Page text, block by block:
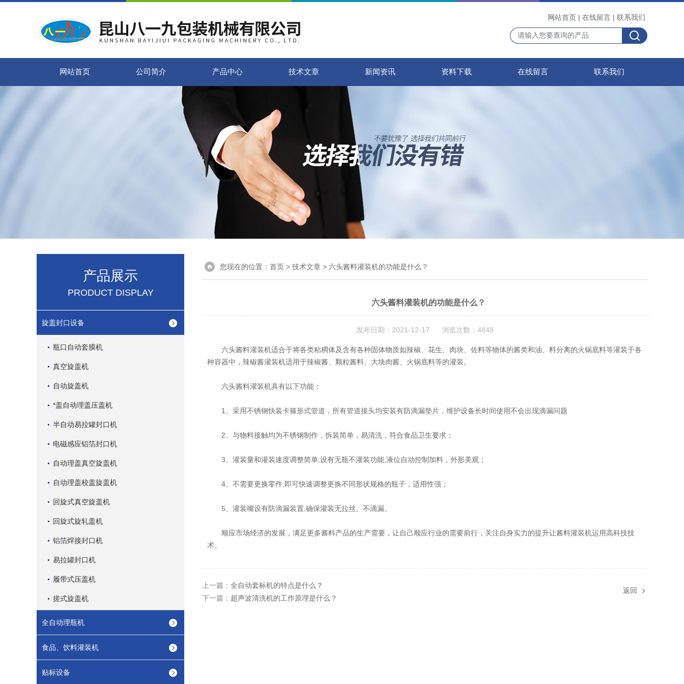
网站首页 | 在线留言 | 联系我们
网站首页 公司简介 产品中心 技术文章 新闻资讯 资料下载 在线留言 联系我们
产品展示
PRODUCT DISPLAY
旋盖封口设备
瓶口自动套膜机
真空旋盖机
自动旋盖机
*盖自动理盖压盖机
半自动易拉罐封口机
电磁感应铝箔封口机
自动理盖真空旋盖机
自动理盖校盖旋盖机
回旋式真空旋盖机
回旋式旋轧盖机
铝箔焊接封口机
易拉罐封口机
履带式压盖机
搓式旋盖机
全自动理瓶机
食品、饮料灌装机
贴标设备
您现在的位置： 首页 > 技术文章 > 六头酱料灌装机的功能是什么？
六头酱料灌装机的功能是什么？
发布日期：2021-12-17 浏览次数：4848
六头酱料灌装机适合于将各类粘稠体及含有各种固体物质如辣椒、花生、肉块、佐料等物体的酱类和油、料分离的火锅底料等灌装于各
种容器中，辣椒酱灌装机适用于辣椒酱、颗粒酱料、大块肉酱、火锅底料等的灌装。
六头酱料灌装机具有以下功能：
1、采用不锈钢快装卡箍形式管道，所有管道接头均安装有防滴漏垫片，维护设备长时间使用不会出现滴漏问题
2、与物料接触均为不锈钢制作，拆装简单，易清洗，符合食品卫生要求；
3、灌装量和灌装速度调整简单,设有无瓶不灌装功能,液位自动控制加料，外形美观；
4、不需要更换零件,即可快速调整更换不同形状规格的瓶子，适用性强；
5、灌装嘴设有防滴漏装置,确保灌装无拉丝、不滴漏。
顺应市场经济的发展，满足更多酱料产品的生产需要，让自己顺应行业的需要前行，关注自身实力的提升让酱料灌装机运用高科技技
术。
上一篇： 全自动套标机的特点是什么？
下一篇： 超声波清洗机的工作原理是什么？
返回